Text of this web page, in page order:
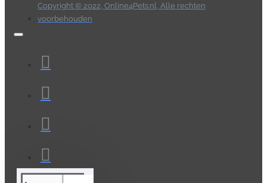
Copyright © 2022, Online4Pets.nl, Alle rechten
voorbehouden